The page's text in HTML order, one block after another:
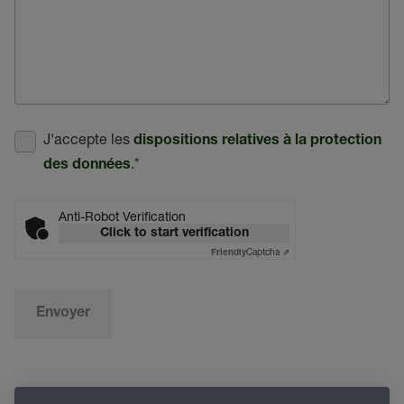
J'accepte les dispositions relatives à la protection
des données.*
Anti-Robot Verification
Click to start verification
FriendlyCaptcha ⇗
Envoyer